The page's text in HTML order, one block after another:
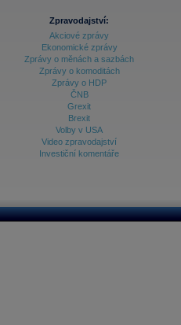
Zpravodajství:
Akciové zprávy
Ekonomické zprávy
Zprávy o měnách a sazbách
Zprávy o komoditách
Zprávy o HDP
ČNB
Grexit
Brexit
Volby v USA
Video zpravodajství
Investiční komentáře